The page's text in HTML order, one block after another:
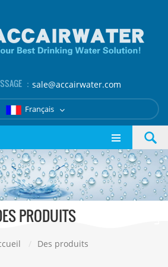
： sale@accairwater.com
Français
PRODUITS
/ Des produits